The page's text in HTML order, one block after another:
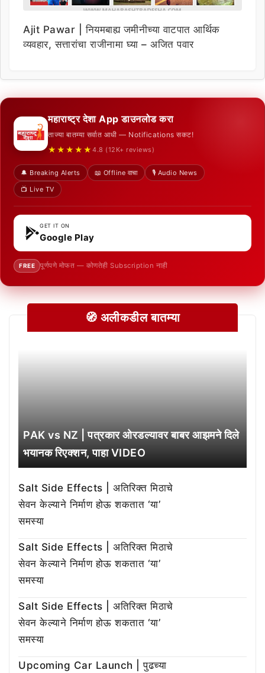
Ajit Pawar | नियमबाह्य जमीनीच्या वाटपात आर्थिक
व्यवहार, सत्तारांचा राजीनामा घ्या – अजित पवार
महाराष्ट्र देशा App डाउनलोड करा
ताज्या बातम्या सर्वात आधी — Notifications सकट!
★★★★★ 4.8 (12K+ reviews)
🔔 Breaking Alerts 📖 Offline वाचा
🎙️ Audio News
📺 Live TV
GET IT ON
Google Play
FREE पूर्णपणे मोफत — कोणतेही Subscription नाही
🧭 अलीकडील बातम्या
PAK vs NZ | पत्रकार ओरडल्यावर बाबर आझमने दिले
भयानक रिएक्शन, पाहा VIDEO
Salt Side Effects | अतिरिक्त मिठाचे
सेवन केल्याने निर्माण होऊ शकतात ‘या’
समस्या
Salt Side Effects | अतिरिक्त मिठाचे
सेवन केल्याने निर्माण होऊ शकतात ‘या’
समस्या
Salt Side Effects | अतिरिक्त मिठाचे
सेवन केल्याने निर्माण होऊ शकतात ‘या’
समस्या
Upcoming Car Launch | पुढच्या